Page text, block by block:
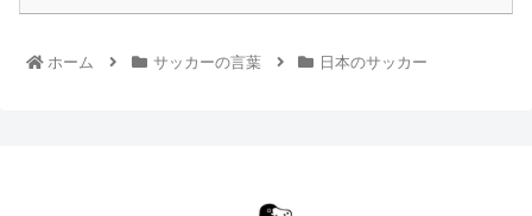
ホーム サッカーの言葉 日本のサッカー